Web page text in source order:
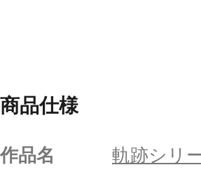
商品仕様
作品名
軌跡シリ